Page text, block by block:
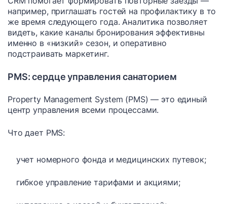
например, приглашать гостей на профилактику в то
же время следующего года. Аналитика позволяет
видеть, какие каналы бронирования эффективны
именно в «низкий» сезон, и оперативно
подстраивать маркетинг.
PMS: сердце управления санаторием
Property Management System (PMS) — это единый
центр управления всеми процессами.
Что дает PMS:
учет номерного фонда и медицинских путевок;
гибкое управление тарифами и акциями;